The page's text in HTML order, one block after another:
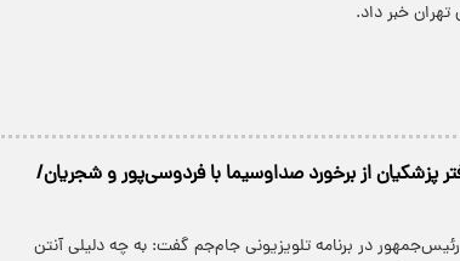
تهران خبر داد.
پزشکیان از برخورد صداوسیما با فردوسی‌پور و شجریان/
در برنامه تلویزیونی جام‌جم گفت: به چه دلیلی آنتن